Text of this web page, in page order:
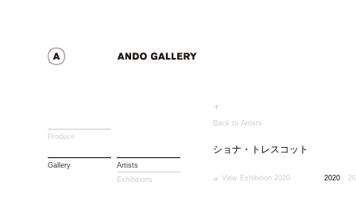
Produce
Gallery
Artists
Exhibitions
Back to Artists
ショナ・トレスコット
View Exhibition 2020 2020